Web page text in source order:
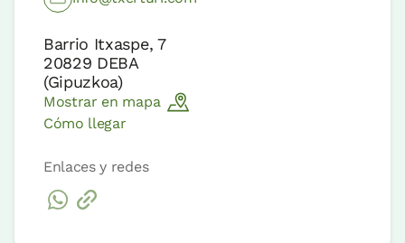
Barrio Itxaspe, 7
20829 DEBA
(Gipuzkoa)
Mostrar en mapa
Cómo llegar
Enlaces y redes